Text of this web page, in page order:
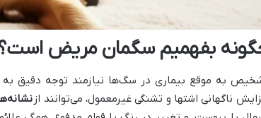
بفهمیم سگمان مریض
به موقع بیماری در سگ‌ها نیازمند توجه دقیق به
ناگهانی اشتها و تشنگی غیرمعمول، می‌توانند از